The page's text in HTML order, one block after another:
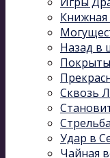
Книжная
Назад в
Сквозь
Удар в
Чайная